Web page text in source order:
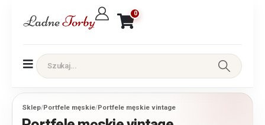
0
Sklep/Portfele męskie/Portfele męskie vintage